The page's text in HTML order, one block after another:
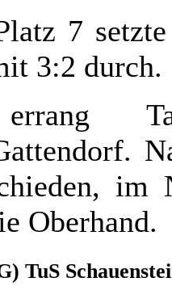
7
3:2 durch.
im
Oberhand.
TuS